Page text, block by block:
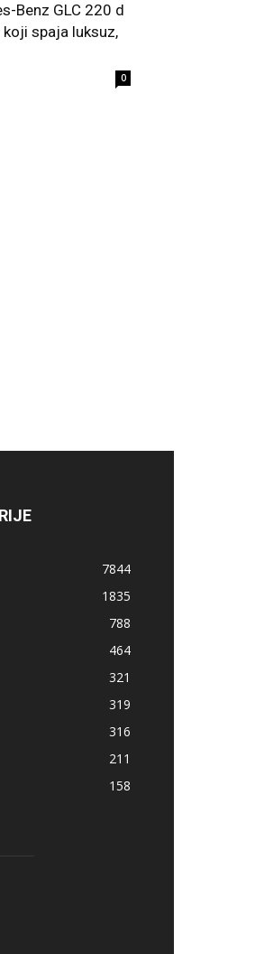
Benz GLC 220 d
spaja luksuz,
0
7844
1835
788
464
321
319
316
211
158